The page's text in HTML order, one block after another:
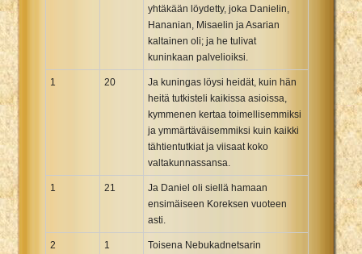
yhtäkään löydetty, joka Danielin,
Hananian, Misaelin ja Asarian
kaltainen oli; ja he tulivat
kuninkaan palvelioiksi.
1 20
Ja kuningas löysi heidät, kuin hän
heitä tutkisteli kaikissa asioissa,
kymmenen kertaa toimellisemmiksi
ja ymmärtäväisemmiksi kuin kaikki
tähtientutkiat ja viisaat koko
valtakunnassansa.
1 21
Ja Daniel oli siellä hamaan
ensimäiseen Koreksen vuoteen
asti.
2 1
Toisena Nebukadnetsarin